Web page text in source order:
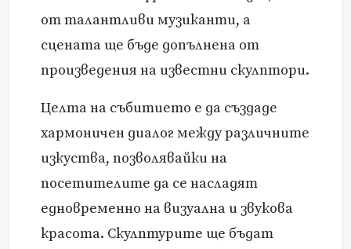
от талантливи музиканти, а
сцената ще бъде допълнена от
произведения на известни скулптори.
Целта на събитието е да създаде
хармоничен диалог между различните
изкуства, позволявайки на
посетителите да се насладят
едновременно на визуална и звукова
красота. Скулптурите ще бъдат